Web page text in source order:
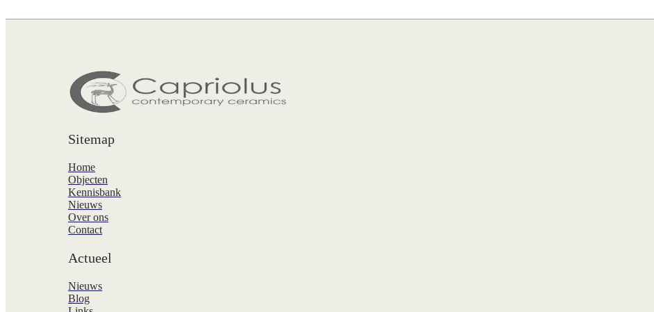
Sitemap
Home
Objecten
Kennisbank
Nieuws
Over ons
Contact
Actueel
Nieuws
Blog